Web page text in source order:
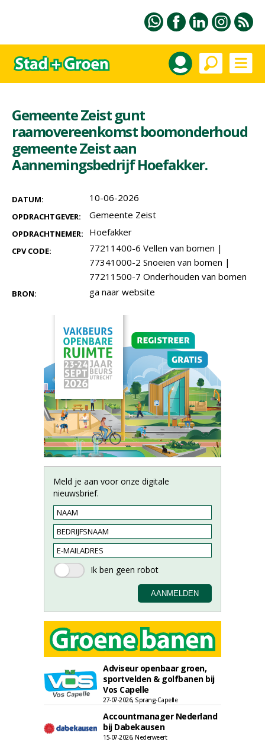
Gemeente Zeist gunt
raamovereenkomst boomonderhoud
gemeente Zeist aan
Aannemingsbedrijf Hoefakker.
DATUM: 10-06-2026
OPDRACHTGEVER: Gemeente Zeist
OPDRACHTNEMER: Hoefakker
CPV CODE: 77211400-6 Vellen van bomen |
77341000-2 Snoeien van bomen |
77211500-7 Onderhouden van bomen
BRON: ga naar website
Meld je aan voor onze digitale
nieuwsbrief.
Adviseur openbaar groen,
sportvelden & golfbanen bij
Vos Capelle
27-07-2026, Sprang-Capelle
Accountmanager Nederland
bij Dabekausen
15-07-2026, Nederweert